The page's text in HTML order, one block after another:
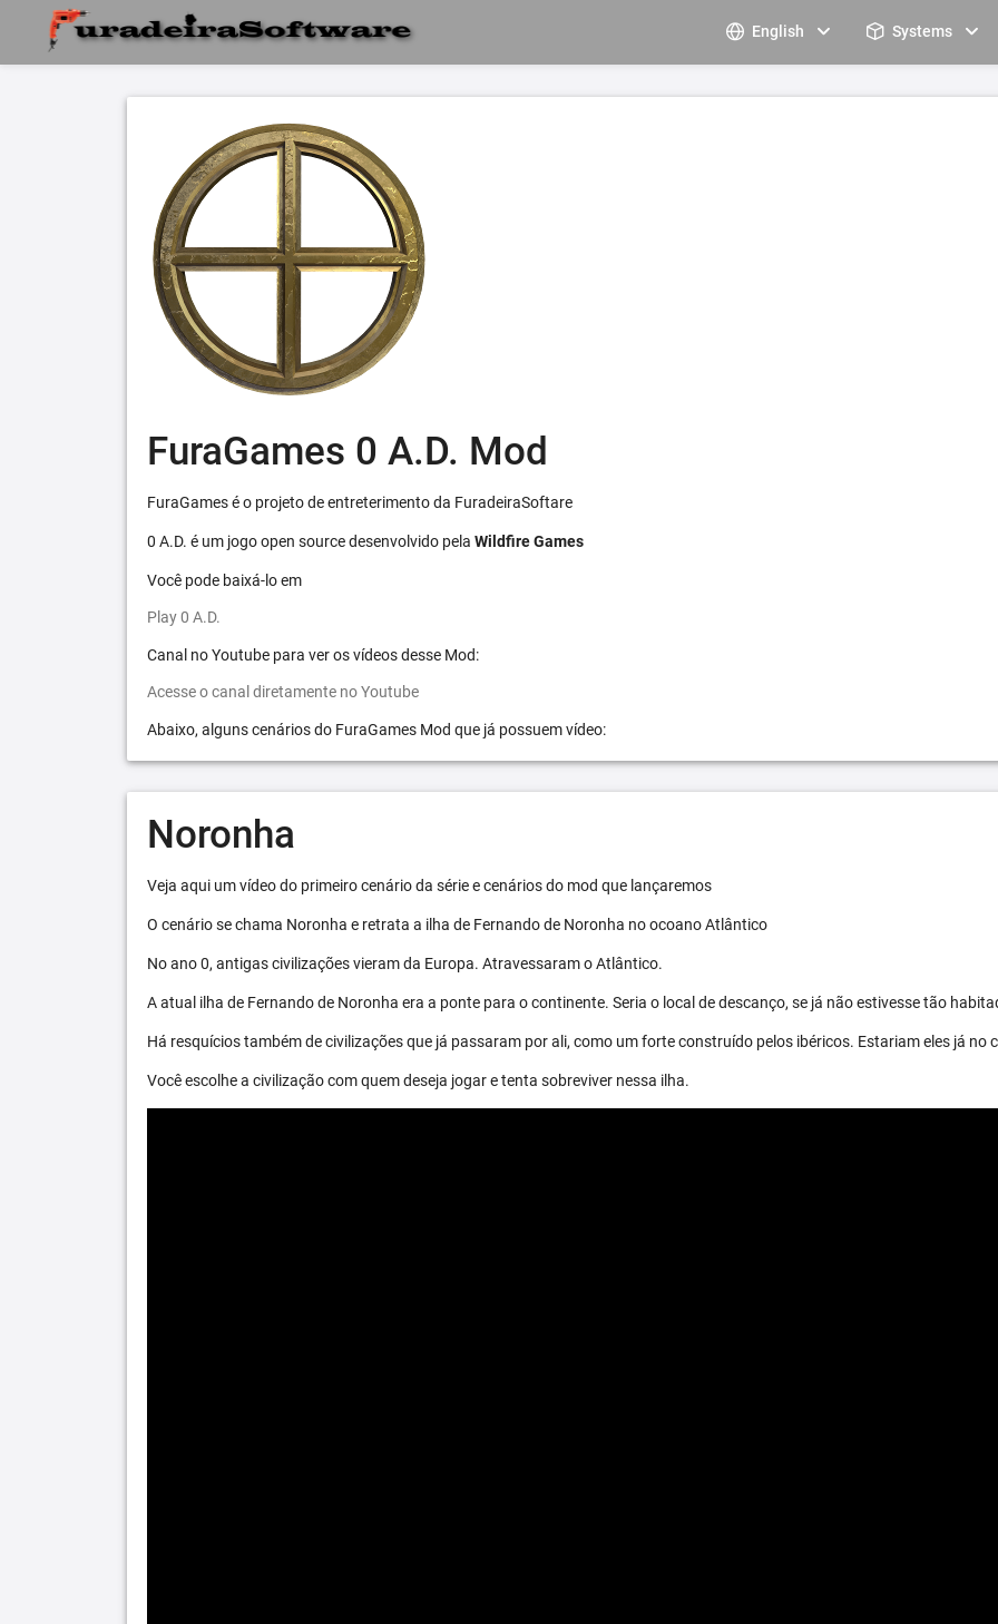
English Systems
FuraGames 0 A.D. Mod
FuraGames é o projeto de entreterimento da FuradeiraSoftare
0 A.D. é um jogo open source desenvolvido pela Wildfire Games
Você pode baixá-lo em
Play 0 A.D.
Canal no Youtube para ver os vídeos desse Mod:
Acesse o canal diretamente no Youtube
Abaixo, alguns cenários do FuraGames Mod que já possuem vídeo:
Noronha
Veja aqui um vídeo do primeiro cenário da série e cenários do mod que lançaremos
O cenário se chama Noronha e retrata a ilha de Fernando de Noronha no ocoano Atlântico
No ano 0, antigas civilizações vieram da Europa. Atravessaram o Atlântico.
A atual ilha de Fernando de Noronha era a ponte para o continente. Seria o local de descanço, se já não estivesse tão
Há resquícios também de civilizações que já passaram por ali, como um forte construído pelos ibéricos. Estariam eles já no
Você escolhe a civilização com quem deseja jogar e tenta sobreviver nessa ilha.